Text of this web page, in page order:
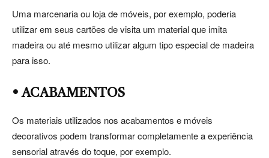
Uma marcenaria ou loja de móveis, por exemplo, poderia
utilizar em seus cartões de visita um material que imita
madeira ou até mesmo utilizar algum tipo especial de madeira
para isso.
• ACABAMENTOS
Os materiais utilizados nos acabamentos e móveis
decorativos podem transformar completamente a experiência
sensorial através do toque, por exemplo.